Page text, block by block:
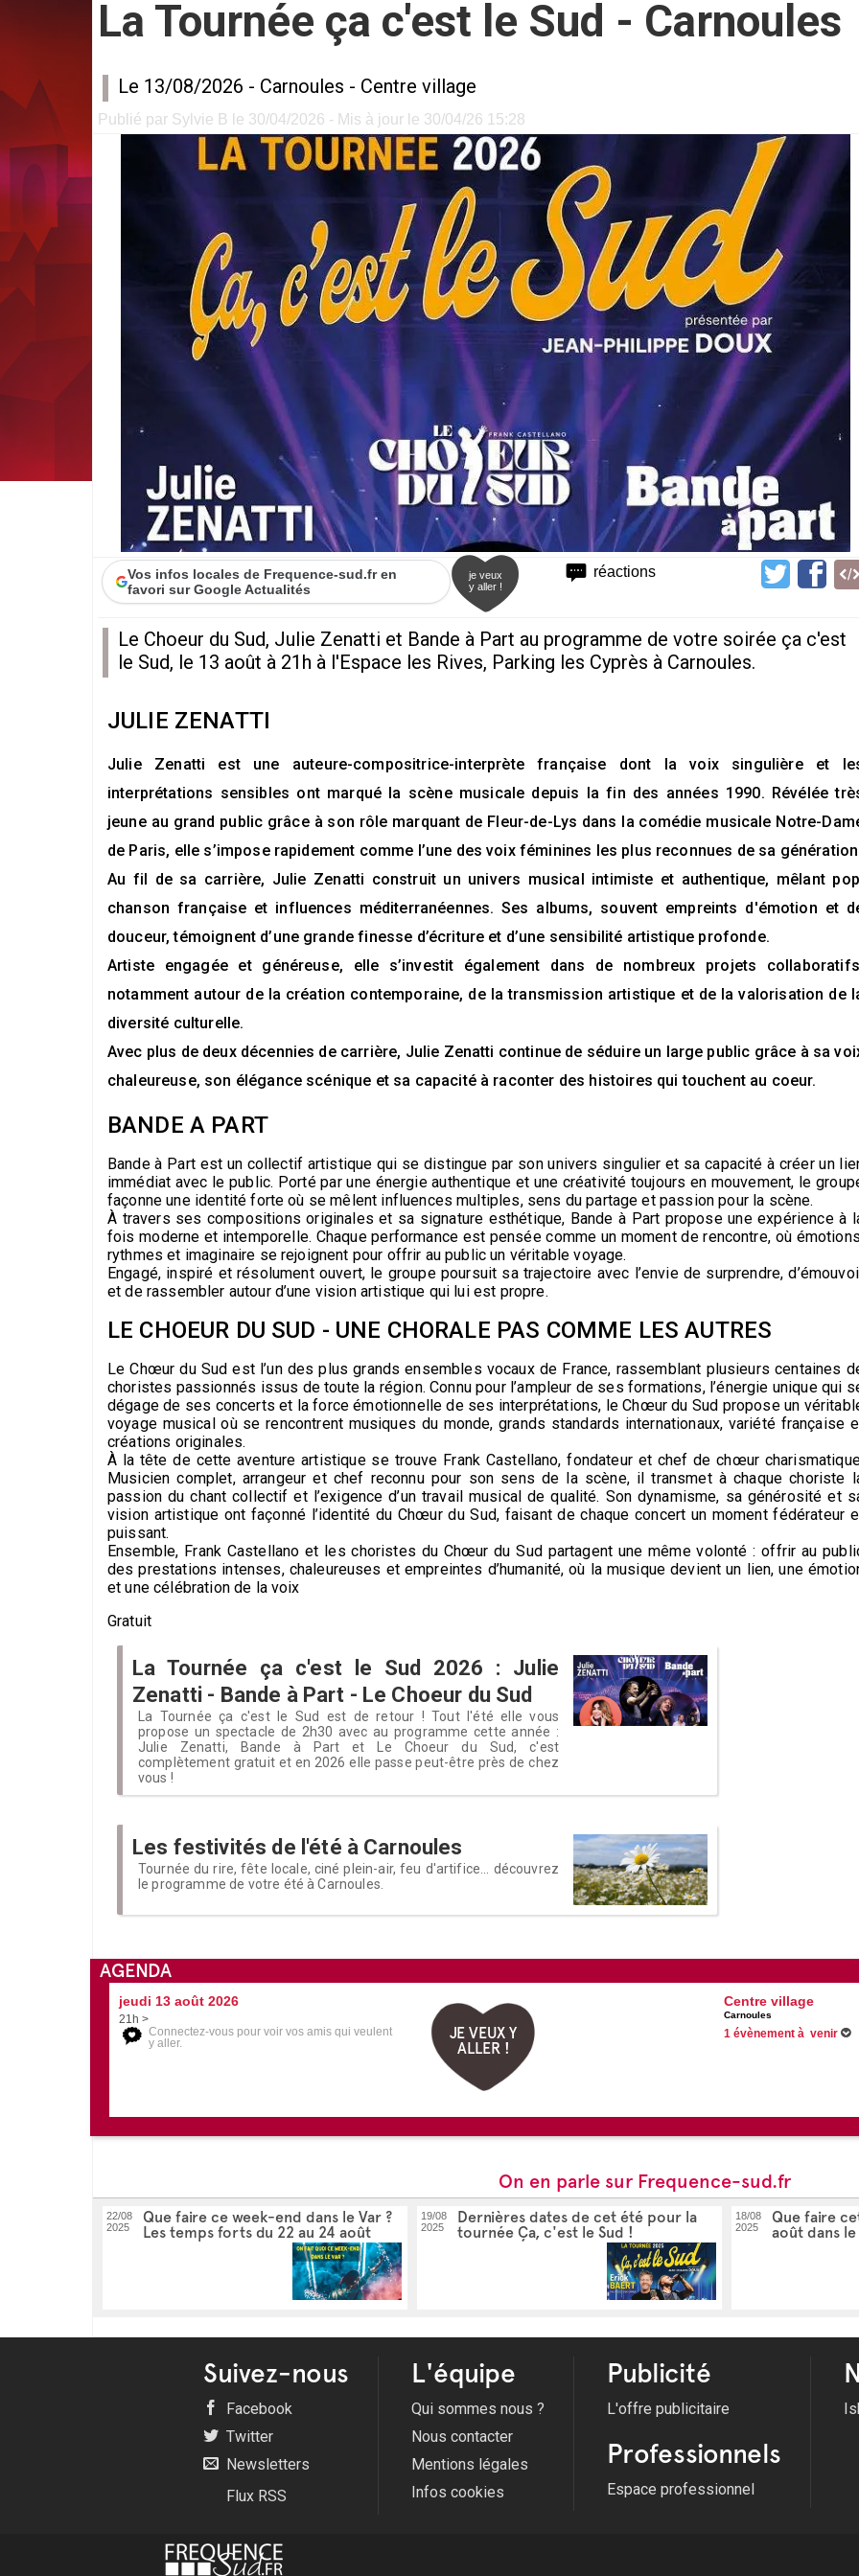
La Tournée ça c'est le Sud - Carnoules
Le 13/08/2026 - Carnoules - Centre village
Publié par Sylvie B le 30/04/2026 - Mis à jour le 30/04/26 15:28
réactions
Vos infos locales de Frequence-sud.fr en
favori sur Google Actualités
je veux
y aller !
Le Choeur du Sud, Julie Zenatti et Bande à Part au programme de votre soirée ça c'est
le Sud, le 13 août à 21h à l'Espace les Rives, Parking les Cyprès à Carnoules.
JULIE ZENATTI
Julie Zenatti est une auteure-compositrice-interprète française dont la voix singulière et
interprétations sensibles ont marqué la scène musicale depuis la fin des années 1990. Révélée
jeune au grand public grâce à son rôle marquant de Fleur-de-Lys dans la comédie musicale Notre-
de Paris, elle s’impose rapidement comme l’une des voix féminines les plus reconnues de sa
Au fil de sa carrière, Julie Zenatti construit un univers musical intimiste et authentique, mêlant
chanson française et influences méditerranéennes. Ses albums, souvent empreints d'émotion et
douceur, témoignent d’une grande finesse d’écriture et d’une sensibilité artistique profonde.
Artiste engagée et généreuse, elle s’investit également dans de nombreux projets
notamment autour de la création contemporaine, de la transmission artistique et de la valorisation de
diversité culturelle.
Avec plus de deux décennies de carrière, Julie Zenatti continue de séduire un large public grâce à sa
chaleureuse, son élégance scénique et sa capacité à raconter des histoires qui touchent au coeur.
BANDE A PART
Bande à Part est un collectif artistique qui se distingue par son univers singulier et sa capacité à créer un
immédiat avec le public. Porté par une énergie authentique et une créativité toujours en mouvement, le
façonne une identité forte où se mêlent influences multiples, sens du partage et passion pour la scène.
À travers ses compositions originales et sa signature esthétique, Bande à Part propose une expérience à
fois moderne et intemporelle. Chaque performance est pensée comme un moment de rencontre, où
rythmes et imaginaire se rejoignent pour offrir au public un véritable voyage.
Engagé, inspiré et résolument ouvert, le groupe poursuit sa trajectoire avec l’envie de surprendre,
et de rassembler autour d’une vision artistique qui lui est propre.
LE CHOEUR DU SUD - UNE CHORALE PAS COMME LES AUTRES
Le Chœur du Sud est l’un des plus grands ensembles vocaux de France, rassemblant plusieurs centaines
choristes passionnés issus de toute la région. Connu pour l’ampleur de ses formations, l’énergie unique qui
dégage de ses concerts et la force émotionnelle de ses interprétations, le Chœur du Sud propose un
voyage musical où se rencontrent musiques du monde, grands standards internationaux, variété française
créations originales.
À la tête de cette aventure artistique se trouve Frank Castellano, fondateur et chef de chœur
Musicien complet, arrangeur et chef reconnu pour son sens de la scène, il transmet à chaque choriste
passion du chant collectif et l’exigence d’un travail musical de qualité. Son dynamisme, sa générosité et
vision artistique ont façonné l’identité du Chœur du Sud, faisant de chaque concert un moment fédérateur
puissant.
Ensemble, Frank Castellano et les choristes du Chœur du Sud partagent une même volonté : offrir au
des prestations intenses, chaleureuses et empreintes d’humanité, où la musique devient un lien, une
et une célébration de la voix
Gratuit
La Tournée ça c'est le Sud 2026 : Julie
Zenatti - Bande à Part - Le Choeur du Sud
La Tournée ça c'est le Sud est de retour ! Tout l'été elle vous
propose un spectacle de 2h30 avec au programme cette année :
Julie Zenatti, Bande à Part et Le Choeur du Sud, c'est
complètement gratuit et en 2026 elle passe peut-être près de chez
vous !
Les festivités de l'été à Carnoules
Tournée du rire, fête locale, ciné plein-air, feu d'artifice... découvrez
le programme de votre été à Carnoules.
AGENDA
jeudi 13 août 2026
21h >
Connectez-vous pour voir vos amis qui veulent
y aller.
JE VEUX Y
ALLER !
Centre village
Carnoules
1 évènement à venir
On en parle sur Frequence-sud.fr
22/08
2025
Que faire ce week-end dans le Var ?
Les temps forts du 22 au 24 août
19/08
2025
Dernières dates de cet été pour la
tournée Ça, c'est le Sud !
18/08
2025
Que faire
août dans le
Suivez-nous
Facebook
Twitter
Newsletters
Flux RSS
L'équipe
Qui sommes nous ?
Nous contacter
Mentions légales
Infos cookies
Publicité
L'offre publicitaire
Professionnels
Espace professionnel